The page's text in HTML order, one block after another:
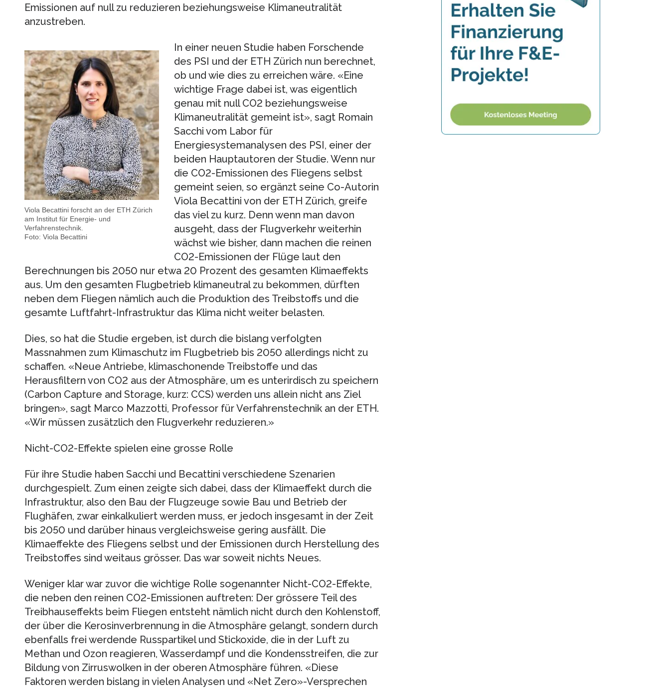
Emissionen auf null zu reduzieren beziehungsweise Klimaneutralität
anzustreben.
Viola Becattini forscht an der ETH Zürich
am Institut für Energie- und
Verfahrenstechnik.
Foto: Viola Becattini
In einer neuen Studie haben Forschende
des PSI und der ETH Zürich nun berechnet,
ob und wie dies zu erreichen wäre. «Eine
wichtige Frage dabei ist, was eigentlich
genau mit null CO2 beziehungsweise
Klimaneutralität gemeint ist», sagt Romain
Sacchi vom Labor für
Energiesystemanalysen des PSI, einer der
beiden Hauptautoren der Studie. Wenn nur
die CO2-Emissionen des Fliegens selbst
gemeint seien, so ergänzt seine Co-Autorin
Viola Becattini von der ETH Zürich, greife
das viel zu kurz. Denn wenn man davon
ausgeht, dass der Flugverkehr weiterhin
wächst wie bisher, dann machen die reinen
CO2-Emissionen der Flüge laut den
Berechnungen bis 2050 nur etwa 20 Prozent des gesamten Klimaeffekts
aus. Um den gesamten Flugbetrieb klimaneutral zu bekommen, dürften
neben dem Fliegen nämlich auch die Produktion des Treibstoffs und die
gesamte Luftfahrt-Infrastruktur das Klima nicht weiter belasten.
Dies, so hat die Studie ergeben, ist durch die bislang verfolgten
Massnahmen zum Klimaschutz im Flugbetrieb bis 2050 allerdings nicht zu
schaffen. «Neue Antriebe, klimaschonende Treibstoffe und das
Herausfiltern von CO2 aus der Atmosphäre, um es unterirdisch zu speichern
(Carbon Capture and Storage, kurz: CCS) werden uns allein nicht ans Ziel
bringen», sagt Marco Mazzotti, Professor für Verfahrenstechnik an der ETH.
«Wir müssen zusätzlich den Flugverkehr reduzieren.»
Nicht-CO2-Effekte spielen eine grosse Rolle
Für ihre Studie haben Sacchi und Becattini verschiedene Szenarien
durchgespielt. Zum einen zeigte sich dabei, dass der Klimaeffekt durch die
Infrastruktur, also den Bau der Flugzeuge sowie Bau und Betrieb der
Flughäfen, zwar einkalkuliert werden muss, er jedoch insgesamt in der Zeit
bis 2050 und darüber hinaus vergleichsweise gering ausfällt. Die
Klimaeffekte des Fliegens selbst und der Emissionen durch Herstellung des
Treibstoffes sind weitaus grösser. Das war soweit nichts Neues.
Weniger klar war zuvor die wichtige Rolle sogenannter Nicht-CO2-Effekte,
die neben den reinen CO2-Emissionen auftreten: Der grössere Teil des
Treibhauseffekts beim Fliegen entsteht nämlich nicht durch den Kohlenstoff,
der über die Kerosinverbrennung in die Atmosphäre gelangt, sondern durch
ebenfalls frei werdende Russpartikel und Stickoxide, die in der Luft zu
Methan und Ozon reagieren, Wasserdampf und die Kondensstreifen, die zur
Bildung von Zirruswolken in der oberen Atmosphäre führen. «Diese
Faktoren werden bislang in vielen Analysen und «Net Zero»-Versprechen